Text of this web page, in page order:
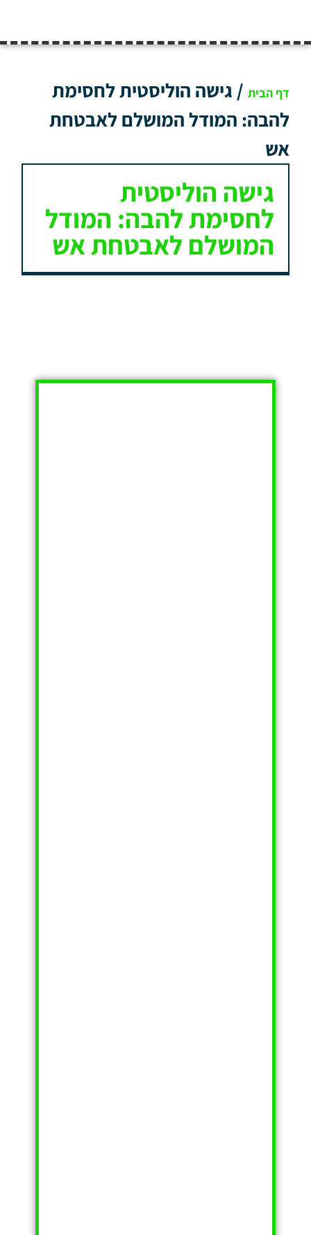
דף הבית / גישה הוליסטית לחסימת
להבה: המודל המושלם לאבטחת
אש
גישה הוליסטית
לחסימת להבה: המודל
המושלם לאבטחת אש